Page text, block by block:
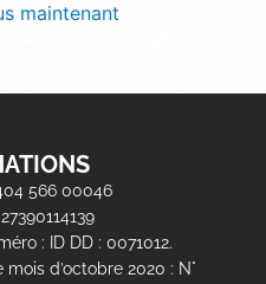
maintenant
566 00046
: ID DD : 0071012.
d’octobre 2020 : N°